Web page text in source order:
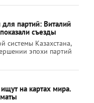
партий: Виталий
съезды
системы Казахстана,
эпохи партий
на картах мира.